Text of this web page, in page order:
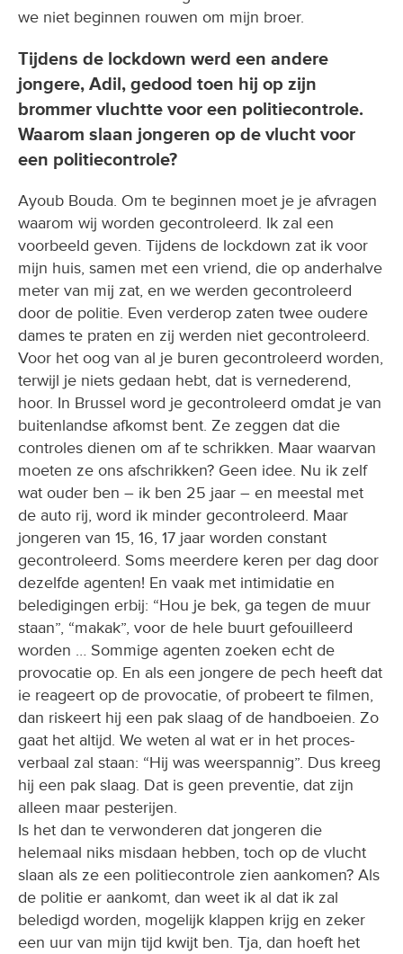
we niet beginnen rouwen om mijn broer.
Tijdens de lockdown werd een andere
jongere, Adil, gedood toen hij op zijn
brommer vluchtte voor een politiecontrole.
Waarom slaan jongeren op de vlucht voor
een politiecontrole?
Ayoub Bouda. Om te beginnen moet je je afvragen
waarom wij worden gecontroleerd. Ik zal een
voorbeeld geven. Tijdens de lockdown zat ik voor
mijn huis, samen met een vriend, die op anderhalve
meter van mij zat, en we werden gecontroleerd
door de politie. Even verderop zaten twee oudere
dames te praten en zij werden niet gecontroleerd.
Voor het oog van al je buren gecontroleerd worden,
terwijl je niets gedaan hebt, dat is vernederend,
hoor. In Brussel word je gecontroleerd omdat je van
buitenlandse afkomst bent. Ze zeggen dat die
controles dienen om af te schrikken. Maar waarvan
moeten ze ons afschrikken? Geen idee. Nu ik zelf
wat ouder ben – ik ben 25 jaar – en meestal met
de auto rij, word ik minder gecontroleerd. Maar
jongeren van 15, 16, 17 jaar worden constant
gecontroleerd. Soms meerdere keren per dag door
dezelfde agenten! En vaak met intimidatie en
beledigingen erbij: “Hou je bek, ga tegen de muur
staan”, “makak”, voor de hele buurt gefouilleerd
worden … Sommige agenten zoeken echt de
provocatie op. En als een jongere de pech heeft dat
ie reageert op de provocatie, of probeert te filmen,
dan riskeert hij een pak slaag of de handboeien. Zo
gaat het altijd. We weten al wat er in het proces-
verbaal zal staan: “Hij was weerspannig”. Dus kreeg
hij een pak slaag. Dat is geen preventie, dat zijn
alleen maar pesterijen.
Is het dan te verwonderen dat jongeren die
helemaal niks misdaan hebben, toch op de vlucht
slaan als ze een politiecontrole zien aankomen? Als
de politie er aankomt, dan weet ik al dat ik zal
beledigd worden, mogelijk klappen krijg en zeker
een uur van mijn tijd kwijt ben. Tja, dan hoeft het